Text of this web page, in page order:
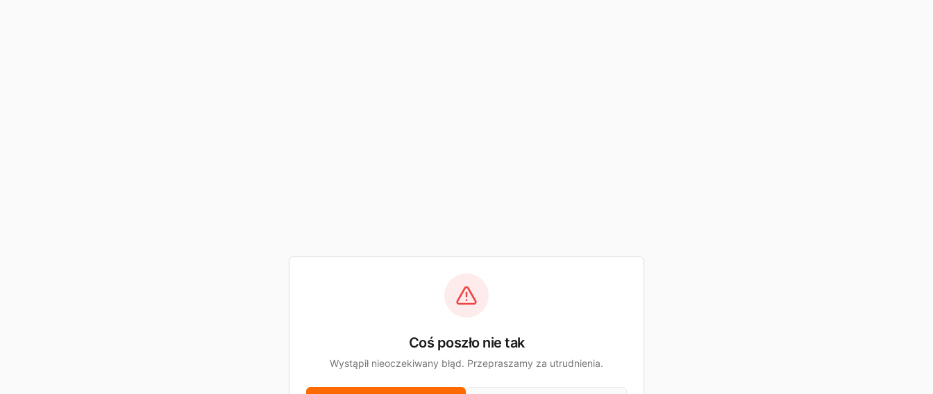
Coś poszło nie tak
Wystąpił nieoczekiwany błąd. Przepraszamy za utrudnienia.